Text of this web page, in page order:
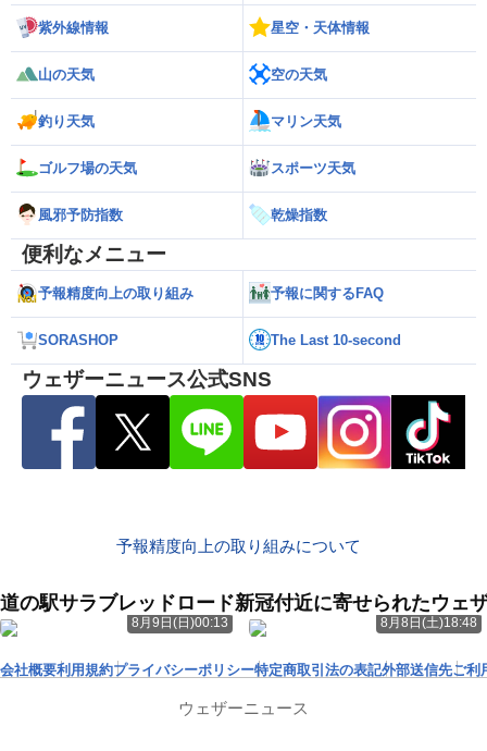
紫外線情報 星空・天体情報
山の天気 空の天気
釣り天気 マリン天気
ゴルフ場の天気 スポーツ天気
風邪予防指数 乾燥指数
便利なメニュー
予報精度向上の取り組み 予報に関するFAQ
SORASHOP The Last 10-second
ウェザーニュース公式SNS
予報精度向上の取り組みについて
道の駅サラブレッドロード新冠付近に寄せられたウェ
8月9日(日)00:13 8月8日(土)18:48
会社概要利用規約プライバシーポリシー特定商取引法の表記外部送信先ご利
ウェザーニュース